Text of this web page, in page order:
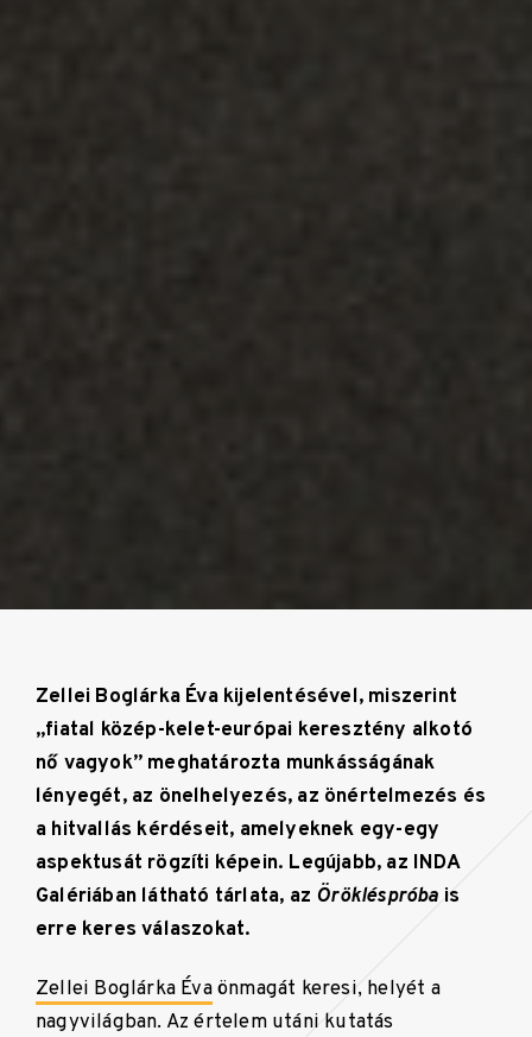
Zellei Boglárka Éva kijelentésével, miszerint
„fiatal közép-kelet-európai keresztény alkotó
nő vagyok” meghatározta munkásságának
lényegét, az önelhelyezés, az önértelmezés és
a hitvallás kérdéseit, amelyeknek egy-egy
aspektusát rögzíti képein. Legújabb, az INDA
Galériában látható tárlata, az Örökléspróba is
erre keres válaszokat.
Zellei Boglárka Évaönmagát keresi, helyét a
nagyvilágban. Az értelem utáni kutatás